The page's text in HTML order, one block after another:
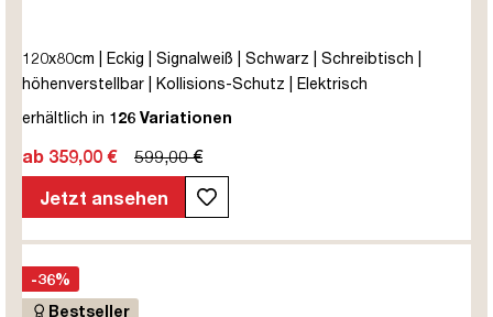
120x80cm | Eckig | Signalweiß | Schwarz | Schreibtisch |
höhenverstellbar | Kollisions-Schutz | Elektrisch
höhenverstellbar | Kindersicherung | Metall | Holz |
unmontiert | TÜV© mobiles Arbeiten | bis zu 80 kg | Y-Line |
erhältlich in 126 Variationen
ab 359,00 €
599,00 €
Jetzt ansehen
-36%
Bestseller